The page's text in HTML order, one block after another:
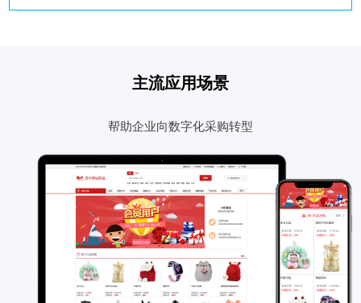
主流应用场景
帮助企业向数字化采购转型